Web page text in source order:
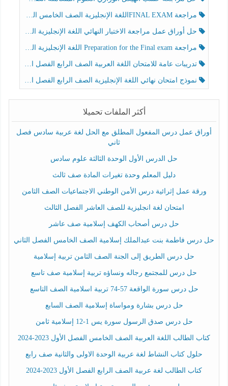
مراجعة FINAL EXAMاللغة الإنجليزية الصف الخامس الفصل الثالث
حل أوراق عمل مراجعة الاختبار النهائي اللغة الإنجليزية الصف الرابع الفصل الثالث
مراجعة Preparation for the Final exam اللغة الإنجليزية الصف الرابع الفصل الثالث
تدريبات عامة للامتحان اللغة العربية الصف الرابع الفصل الثالث
نموذج امتحان نهائي اللغة الإنجليزية الصف الرابع الفصل الثالث
أكثر الملفات تحميلا
أوراق عمل درس المفعول المطلق مع الحل لغة عربية سادس فصل
ثاني
حل الدرس الأول الوحدة الثالثة علوم سادس
دليل المعلم وحدة تغيرات المادة صف ثالث
ورقة عمل إثرائية درس الأمن الوطني الاجتماعيات الصف الثامن
امتحان لغة انجليزية للصف العاشر الفصل الثالث
حل درس أصحاب الكهف إسلامية صف عاشر
حل درس فاطمة بنت عبدالملك إسلامية الصف الخامس الفصل الثاني
حل درس الطريق إلى الجنة الصف الثامن تربية إسلامية
حل درس للمجتمع رجاله ونساؤه تربية إسلامية صف تاسع
حل درس سورة الواقعة 57-74 تربية اسلامية الصف التاسع
حل درس بشارة ومواساة إسلامية الصف السابع
حل درس صدق الرسول سورة يس 1-12 إسلامية ثامن
كتاب الطالب اللغة العربية الصف الخامس الفصل الأول 2023-2024
حلول كتاب النشاط لغة عربية الوحدة الاولى والثانية صف رابع
كتاب الطالب لغة عربية الصف الرابع الفصل الأول 2023-2024